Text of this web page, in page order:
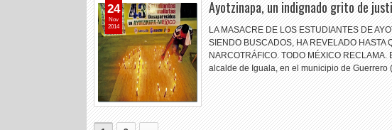
Ayotzinapa, un indignado grito de
LA MASACRE DE LOS ESTUDIANTES DE
SIENDO BUSCADOS, HA REVELADO HASTA
NARCOTRÁFICO. TODO MÉXICO
alcalde de Iguala, en el municipio de
24
Nov
2014